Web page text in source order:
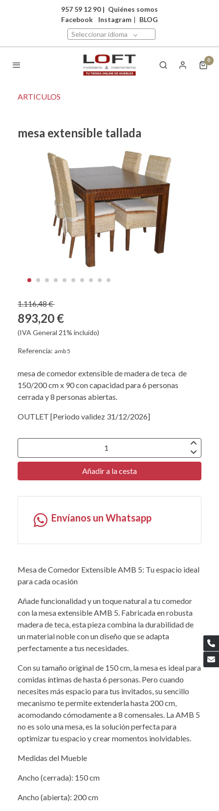
957 59 12 90 | Quiénes somos
Facebook
Instagram | BLOG
Seleccionar idioma
0
ARTICULOS
mesa extensible tallada
1.116,48 €
893,20 €
(IVA General 21% incluido)
Referencia: amb 5
mesa de comedor extensible de madera de teca de
150/200 cm x 90 con capacidad para 6 personas
cerrada y 8 personas abiertas.
OUTLET [Periodo validez 31/12/2026]
Añadir a la cesta
Envíanos un Whatsapp
Mesa de Comedor Extensible AMB 5: Tu espacio ideal
para cada ocasión
Añade funcionalidad y un toque natural a tu comedor
con la mesa extensible AMB 5. Fabricada en robusta
madera de teca, esta pieza combina la durabilidad de
un material noble con un diseño que se adapta
perfectamente a tus necesidades.
Con su tamaño original de 150 cm, la mesa es ideal para
comidas íntimas de hasta 6 personas. Pero cuando
necesites más espacio para tus invitados, su sencillo
mecanismo te permite extenderla hasta 200 cm,
acomodando cómodamente a 8 comensales. La AMB 5
no es solo una mesa, es la solución perfecta para
optimizar tu espacio y crear momentos inolvidables.
Medidas del Mueble
Ancho (cerrada): 150 cm
Ancho (abierta): 200 cm